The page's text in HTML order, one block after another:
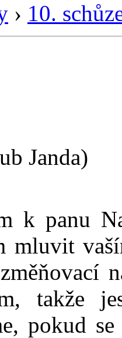
› 10.
Janda)
k panu
mluvit
takže
pokud